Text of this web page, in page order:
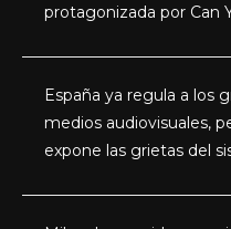
protagonizada por Can
España ya regula a los
medios audiovisuales,
expone las grietas del